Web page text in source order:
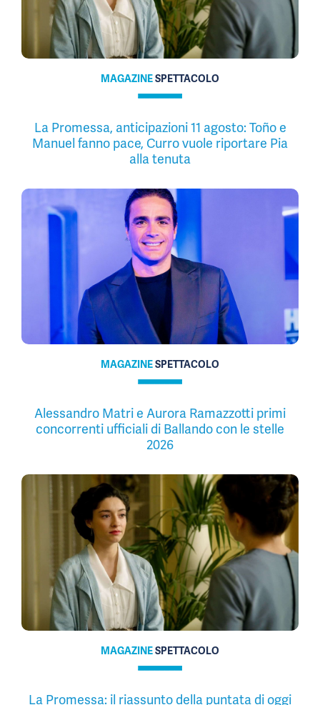
MAGAZINESPETTACOLO
La Promessa, anticipazioni 11 agosto: Toño e
Manuel fanno pace, Curro vuole riportare Pia
alla tenuta
MAGAZINESPETTACOLO
Alessandro Matri e Aurora Ramazzotti primi
concorrenti ufficiali di Ballando con le stelle
2026
MAGAZINESPETTACOLO
La Promessa: il riassunto della puntata di oggi